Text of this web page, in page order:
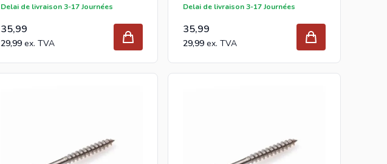
Delai de livraison 3-17 Journées
35,99
29,99
Delai de livraison 3-17 Journées
35,99
29,99